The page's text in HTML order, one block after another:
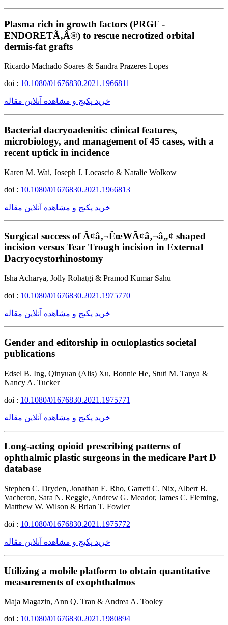
Plasma rich in growth factors (PRGF -
ENDORETÃ‚Â®) to rescue necrotized orbital
dermis-fat grafts
Ricardo Machado Soares & Sandra Prazeres Lopes
doi : 10.1080/01676830.2021.1966811
خرید پکیج و مشاهده آنلاین مقاله
Bacterial dacryoadenitis: clinical features,
microbiology, and management of 45 cases, with a
recent uptick in incidence
Karen M. Wai, Joseph J. Locascio & Natalie Wolkow
doi : 10.1080/01676830.2021.1966813
خرید پکیج و مشاهده آنلاین مقاله
Surgical success of Ã¢â‚¬ËœWÃ¢â‚¬â„¢ shaped
incision versus Tear Trough incision in External
Dacryocystorhinostomy
Isha Acharya, Jolly Rohatgi & Pramod Kumar Sahu
doi : 10.1080/01676830.2021.1975770
خرید پکیج و مشاهده آنلاین مقاله
Gender and editorship in oculoplastics societal
publications
Edsel B. Ing, Qinyuan (Alis) Xu, Bonnie He, Stuti M. Tanya &
Nancy A. Tucker
doi : 10.1080/01676830.2021.1975771
خرید پکیج و مشاهده آنلاین مقاله
Long-acting opioid prescribing patterns of
ophthalmic plastic surgeons in the medicare Part D
database
Stephen C. Dryden, Jonathan E. Rho, Garrett C. Nix, Albert B.
Vacheron, Sara N. Reggie, Andrew G. Meador, James C. Fleming,
Matthew W. Wilson & Brian T. Fowler
doi : 10.1080/01676830.2021.1975772
خرید پکیج و مشاهده آنلاین مقاله
Utilizing a mobile platform to obtain quantitative
measurements of exophthalmos
Maja Magazin, Ann Q. Tran & Andrea A. Tooley
doi : 10.1080/01676830.2021.1980894